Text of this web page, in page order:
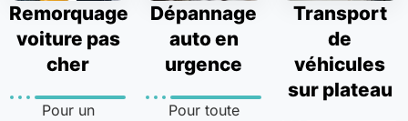
Remorquage
voiture pas
cher
Pour un
Dépannage
auto en
urgence
Pour toute
Transport
de
véhicules
sur plateau